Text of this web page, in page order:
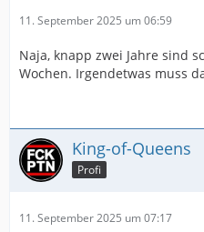
11. September 2025 um 06:59
Naja, knapp zwei Jahre sind
Wochen. Irgendetwas muss
King-of-Queens
Profi
11. September 2025 um 07:17